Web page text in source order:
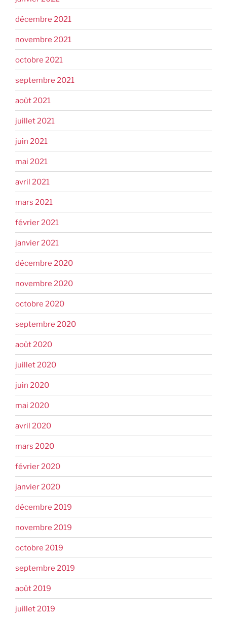
décembre 2021
novembre 2021
octobre 2021
septembre 2021
août 2021
juillet 2021
juin 2021
mai 2021
avril 2021
mars 2021
février 2021
janvier 2021
décembre 2020
novembre 2020
octobre 2020
septembre 2020
août 2020
juillet 2020
juin 2020
mai 2020
avril 2020
mars 2020
février 2020
janvier 2020
décembre 2019
novembre 2019
octobre 2019
septembre 2019
août 2019
juillet 2019